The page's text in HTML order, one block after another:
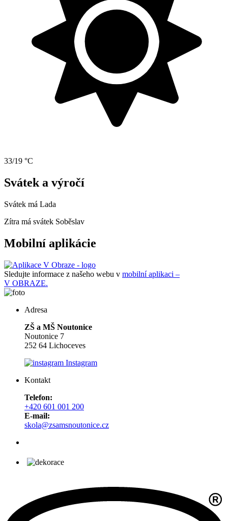
33/19 °C
Svátek a výročí
Svátek má Lada
Zítra má svátek Soběslav
Mobilní aplikácie
Sledujte informace z našeho webu v mobilní aplikaci –
V OBRAZE.
Adresa
ZŠ a MŠ Noutonice
Noutonice 7
252 64 Lichoceves
Instagram
Kontakt
Telefon:
+420 601 001 200
E-mail:
skola@zsamsnoutonice.cz